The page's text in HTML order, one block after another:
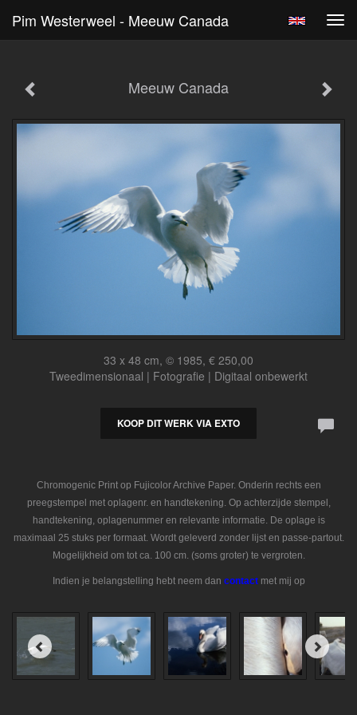
Pim Westerweel - Meeuw Canada
Meeuw Canada
33 x 48 cm, © 1985, € 250,00
Tweedimensionaal | Fotografie | Digitaal onbewerkt
KOOP DIT WERK VIA EXTO
Chromogenic Print op Fujicolor Archive Paper. Onderin rechts een
preegstempel met oplagenr. en handtekening. Op achterzijde stempel,
handtekening, oplagenummer en relevante informatie. De oplage is
maximaal 25 stuks per formaat. Wordt geleverd zonder lijst en passe-partout.
Mogelijkheid om tot ca. 100 cm. (soms groter) te vergroten.
Indien je belangstelling hebt neem dan contactmet mij op